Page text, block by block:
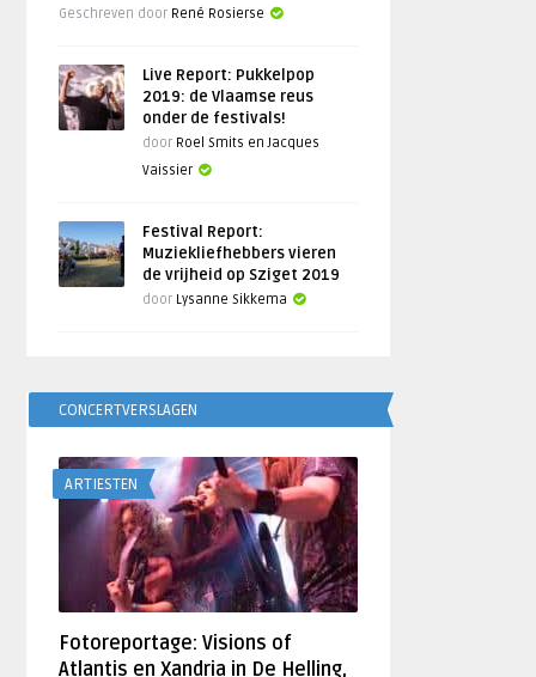
Geschreven door René Rosierse
Live Report: Pukkelpop
2019: de Vlaamse reus
onder de festivals!
door Roel Smits en Jacques
Vaissier
Festival Report:
Muziekliefhebbers vieren
de vrijheid op Sziget 2019
door Lysanne Sikkema
CONCERTVERSLAGEN
ARTIESTEN
Fotoreportage: Visions of
Atlantis en Xandria in De Helling,